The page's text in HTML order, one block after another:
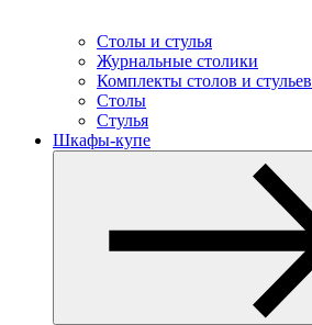
Столы и стулья
Журнальные столики
Комплекты столов и стульев
Столы
Стулья
Шкафы-купе